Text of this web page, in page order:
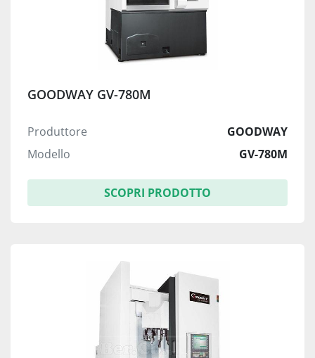
GOODWAY GV-780M
Produttore
GOODWAY
Modello
GV-780M
SCOPRI PRODOTTO